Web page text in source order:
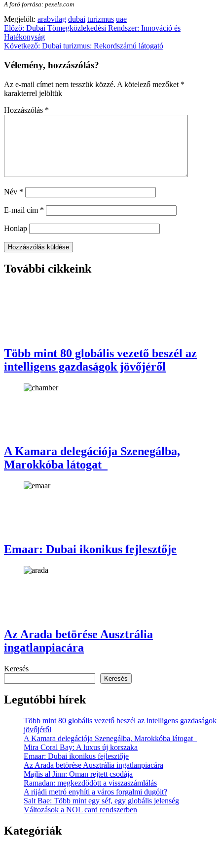
A fotó forrása: pexels.com
Megjelölt: arabvilag dubai turizmus uae
Bejegyzés
navigáció
Előző: Dubai Tömegközlekedési Rendszer: Innováció és
Hatékonyság
Következő: Dubai turizmus: Rekordszámú látogató
Vélemény, hozzászólás?
Az e-mail címet nem tesszük közzé. A kötelező mezőket *
karakterrel jelöltük
Hozzászólás *
Név *
E-mail cím *
Honlap
További cikkeink
Több mint 80 globális vezető beszél az
intelligens gazdaságok jövőjéről
A Kamara delegációja Szenegálba,
Marokkóba látogat
Emaar: Dubai ikonikus fejlesztője
Az Arada betörése Ausztrália
ingatlanpiacára
Keresés
Keresés
Legutóbbi hírek
Több mint 80 globális vezető beszél az intelligens gazdaságok
jövőjéről
A Kamara delegációja Szenegálba, Marokkóba látogat
Mira Coral Bay: A luxus új korszaka
Emaar: Dubai ikonikus fejlesztője
Az Arada betörése Ausztrália ingatlanpiacára
Majlis al Jinn: Oman rejtett csodája
Ramadan: megkezdődött a visszaszámlálás
A rijádi metró enyhíti a város forgalmi dugóit?
Salt Bae: Több mint egy séf, egy globális jelenség
Változások a NOL card rendszerben
Kategóriák